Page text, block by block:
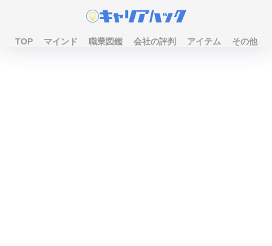
TOP マインド 職業図鑑 会社の評判 アイテム その他